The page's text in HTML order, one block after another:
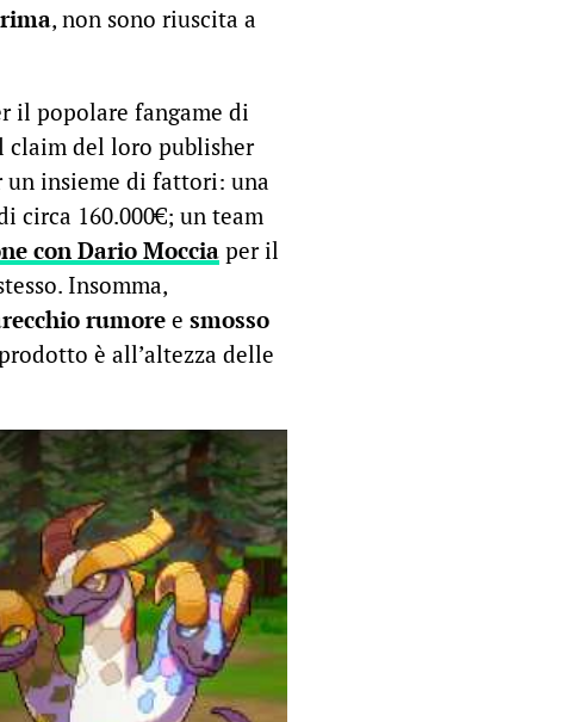
, non sono riuscita a
il popolare fangame di
claim del loro publisher
un insieme di fattori: una
circa 160.000€; un team
con Dario Moccia per il
Insomma,
rumore e smosso
è all’altezza delle